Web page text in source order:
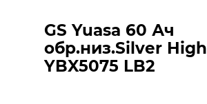
GS Yuasa 60 Ач
обр.низ.Silver High
YBX5075 LB2